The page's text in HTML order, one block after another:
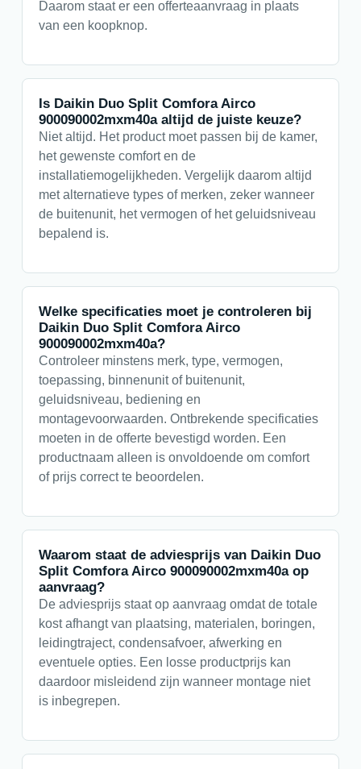
Daarom staat er een offerteaanvraag in plaats
van een koopknop.
Is Daikin Duo Split Comfora Airco
900090002mxm40a altijd de juiste keuze?
Niet altijd. Het product moet passen bij de kamer,
het gewenste comfort en de
installatiemogelijkheden. Vergelijk daarom altijd
met alternatieve types of merken, zeker wanneer
de buitenunit, het vermogen of het geluidsniveau
bepalend is.
Welke specificaties moet je controleren bij
Daikin Duo Split Comfora Airco
900090002mxm40a?
Controleer minstens merk, type, vermogen,
toepassing, binnenunit of buitenunit,
geluidsniveau, bediening en
montagevoorwaarden. Ontbrekende specificaties
moeten in de offerte bevestigd worden. Een
productnaam alleen is onvoldoende om comfort
of prijs correct te beoordelen.
Waarom staat de adviesprijs van Daikin Duo
Split Comfora Airco 900090002mxm40a op
aanvraag?
De adviesprijs staat op aanvraag omdat de totale
kost afhangt van plaatsing, materialen, boringen,
leidingtraject, condensafvoer, afwerking en
eventuele opties. Een losse productprijs kan
daardoor misleidend zijn wanneer montage niet
is inbegrepen.